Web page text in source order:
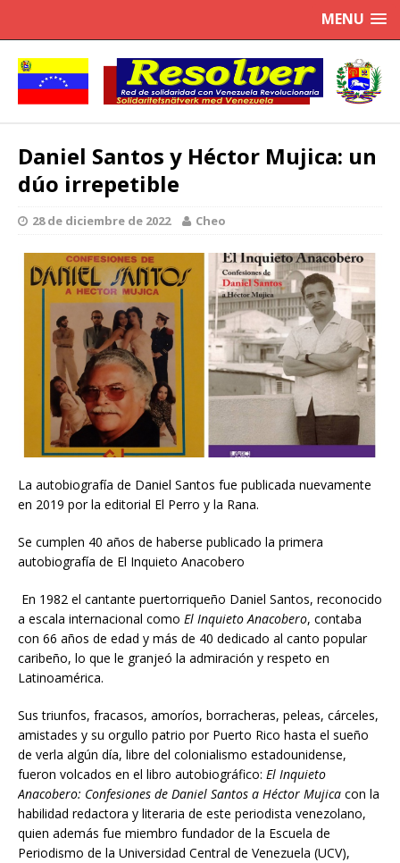
MENU
Daniel Santos y Héctor Mujica: un
dúo irrepetible
28 de diciembre de 2022 Cheo
La autobiografía de Daniel Santos fue publicada nuevamente
en 2019 por la editorial El Perro y la Rana.
Se cumplen 40 años de haberse publicado la primera
autobiografía de El Inquieto Anacobero
En 1982 el cantante puertorriqueño Daniel Santos, reconocido
a escala internacional como El Inquieto Anacobero, contaba
con 66 años de edad y más de 40 dedicado al canto popular
caribeño, lo que le granjeó la admiración y respeto en
Latinoamérica.
Sus triunfos, fracasos, amoríos, borracheras, peleas, cárceles,
amistades y su orgullo patrio por Puerto Rico hasta el sueño
de verla algún día, libre del colonialismo estadounidense,
fueron volcados en el libro autobiográfico: El Inquieto
Anacobero: Confesiones de Daniel Santos a Héctor Mujica con la
habilidad redactora y literaria de este periodista venezolano,
quien además fue miembro fundador de la Escuela de
Periodismo de la Universidad Central de Venezuela (UCV),